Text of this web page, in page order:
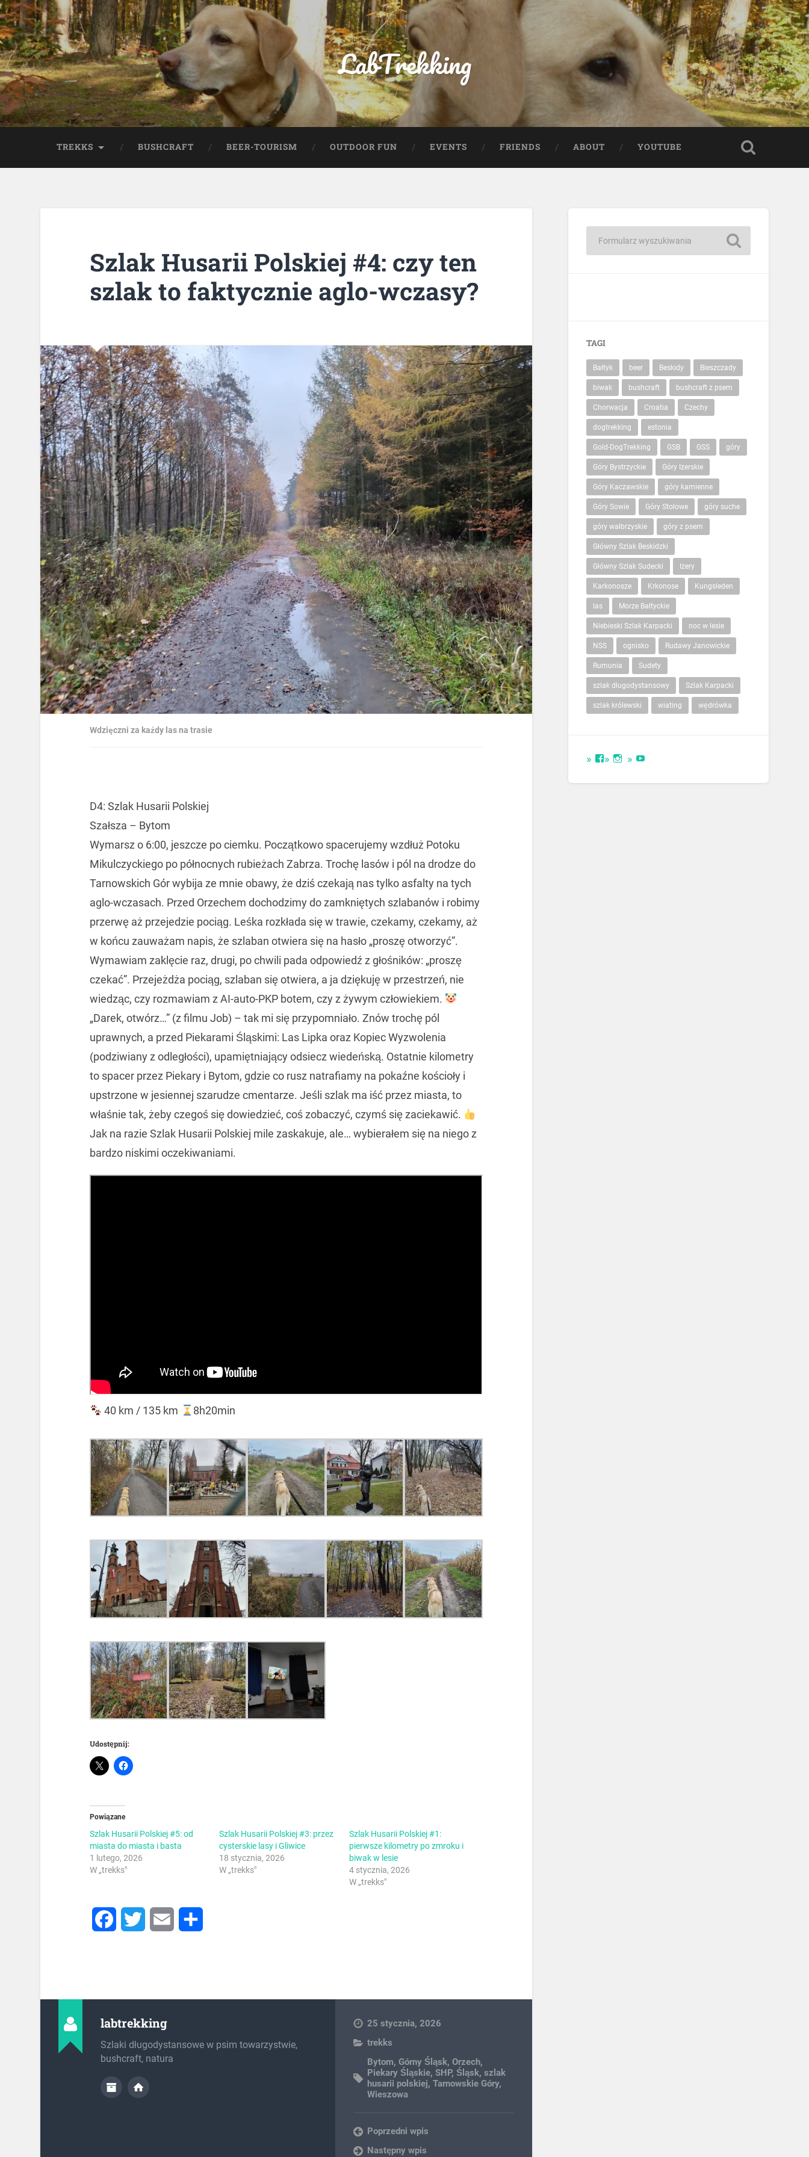
LabTrekking
TREKKS BUSHCRAFT BEER-TOURISM OUTDOOR FUN EVENTS FRIENDS ABOUT YOUTUBE
Szlak Husarii Polskiej #4: czy ten
szlak to faktycznie aglo-wczasy?
Wdzięczni za każdy las na trasie
D4: Szlak Husarii Polskiej
Szałsza – Bytom
Wymarsz o 6:00, jeszcze po ciemku. Początkowo spacerujemy wzdłuż Potoku
Mikulczyckiego po północnych rubieżach Zabrza. Trochę lasów i pól na drodze do
Tarnowskich Gór wybija ze mnie obawy, że dziś czekają nas tylko asfalty na tych
aglo-wczasach. Przed Orzechem dochodzimy do zamkniętych szlabanów i robimy
przerwę aż przejedzie pociąg. Leśka rozkłada się w trawie, czekamy, czekamy, aż
w końcu zauważam napis, że szlaban otwiera się na hasło „proszę otworzyć”.
Wymawiam zaklęcie raz, drugi, po chwili pada odpowiedź z głośników: „proszę
czekać”. Przejeżdża pociąg, szlaban się otwiera, a ja dziękuję w przestrzeń, nie
wiedząc, czy rozmawiam z AI-auto-PKP botem, czy z żywym człowiekiem.
„Darek, otwórz…” (z filmu Job) – tak mi się przypomniało. Znów trochę pól
uprawnych, a przed Piekarami Śląskimi: Las Lipka oraz Kopiec Wyzwolenia
(podziwiany z odległości), upamiętniający odsiecz wiedeńską. Ostatnie kilometry
to spacer przez Piekary i Bytom, gdzie co rusz natrafiamy na pokaźne kościoły i
upstrzone w jesiennej szarudze cmentarze. Jeśli szlak ma iść przez miasta, to
właśnie tak, żeby czegoś się dowiedzieć, coś zobaczyć, czymś się zaciekawić.
Jak na razie Szlak Husarii Polskiej mile zaskakuje, ale… wybierałem się na niego z
bardzo niskimi oczekiwaniami.
40 km / 135 km 8h20min
Udostępnij:
Powiązane
Szlak Husarii Polskiej #5: od
miasta do miasta i basta
1 lutego, 2026
W „trekks"
Szlak Husarii Polskiej #3: przez
cysterskie lasy i Gliwice
18 stycznia, 2026
W „trekks"
Szlak Husarii Polskiej #1:
pierwsze kilometry po zmroku i
biwak w lesie
4 stycznia, 2026
W „trekks"
FacebookTwitter Email
labtrekking
Szlaki długodystansowe w psim towarzystwie,
bushcraft, natura
25 stycznia, 2026
trekks
Bytom,Górny Śląsk,Orzech,
Piekary Śląskie,SHP,Śląsk,szlak
husarii polskiej,Tarnowskie Góry,
Wieszowa
Poprzedni wpis
Następny wpis
TAGI
Bałtyk beer Beskidy Bieszczady
biwak bushcraft bushcraft z psem
Chorwacja Croatia Czechy
dogtrekking estonia
Gold-DogTrekking GSB GSS góry
Góry Bystrzyckie Góry Izerskie
Góry Kaczawskie góry kamienne
Góry Sowie Góry Stołowe góry suche
góry wałbrzyskie góry z psem
Główny Szlak Beskidzki
Główny Szlak Sudecki Izery
Karkonosze Krkonose Kungsleden
las Morze Bałtyckie
Niebieski Szlak Karpacki noc w lesie
NSS ognisko Rudawy Janowickie
Rumunia Sudety
szlak długodystansowy Szlak Karpacki
szlak królewski wiating wędrówka